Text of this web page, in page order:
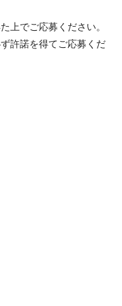
上でご応募ください。
許諾を得てご応募くだ